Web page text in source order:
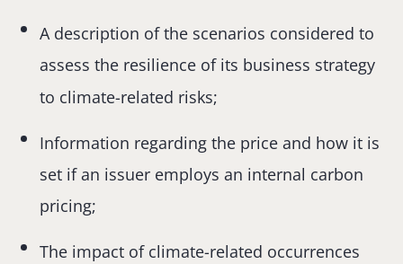
A description of the scenarios considered to
assess the resilience of its business strategy
to climate-related risks;
Information regarding the price and how it is
set if an issuer employs an internal carbon
pricing;
The impact of climate-related occurrences